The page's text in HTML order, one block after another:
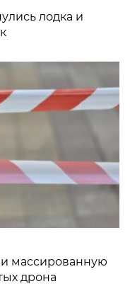
лодка и
массированную
дрона